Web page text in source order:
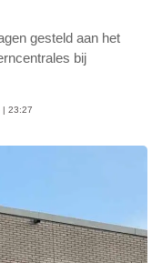
gesteld aan het
bij
| 23:27